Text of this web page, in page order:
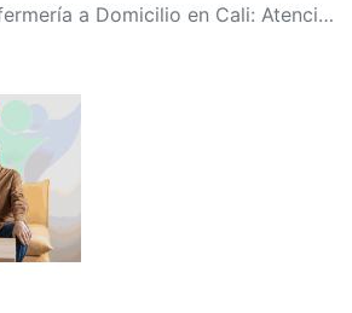
Domicilio en Cali: Atención Confiable Cerca de Ti